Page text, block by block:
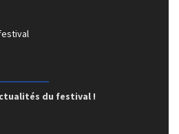
du festival !